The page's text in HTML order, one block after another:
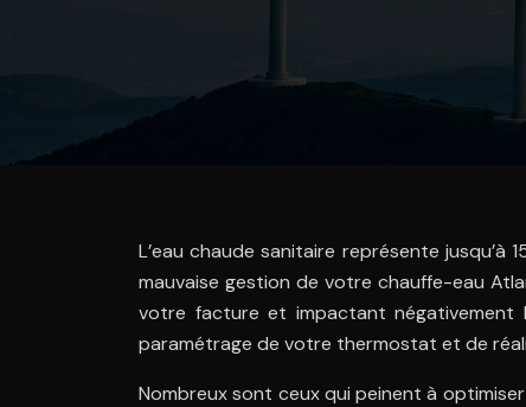
L’eau chaude sanitaire représente jusqu’à
mauvaise gestion de votre chauffe-eau
votre facture et impactant négativement
paramétrage de votre thermostat et de
Nombreux sont ceux qui peinent à